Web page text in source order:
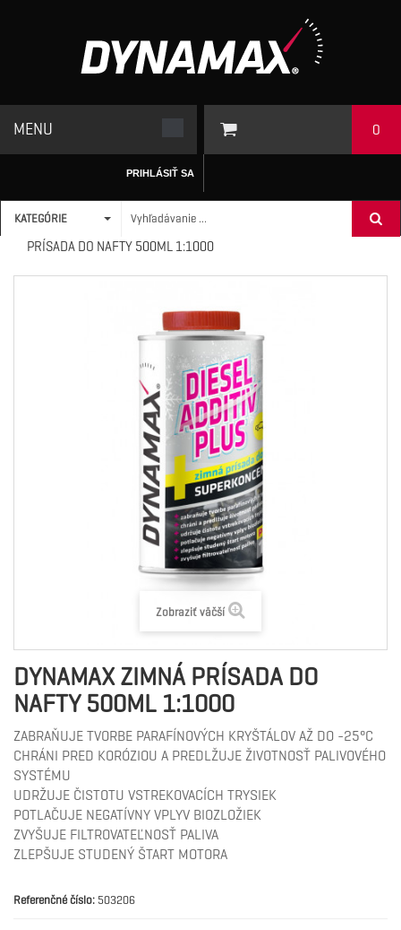
MENU 0
PRIHLÁSIŤ SA
KATEGÓRIE
ÚVODNÁ STRÁNKA / ADITÍVA > DIESEL
PRÍSADA DO NAFTY 500ML 1:1000
Zobraziť väčší
DYNAMAX ZIMNÁ PRÍSADA DO
NAFTY 500ML 1:1000
ZABRAŇUJE TVORBE PARAFÍNOVÝCH KRYŠTÁLOV AŽ DO -25°C
CHRÁNI PRED KORÓZIOU A PREDLŽUJE ŽIVOTNOSŤ PALIVOVÉHO
SYSTÉMU
UDRŽUJE ČISTOTU VSTREKOVACÍCH TRYSIEK
POTLAČUJE NEGATÍVNY VPLYV BIOZLOŽIEK
ZVYŠUJE FILTROVATEĽNOSŤ PALIVA
ZLEPŠUJE STUDENÝ ŠTART MOTORA
Referenčné číslo: 503206